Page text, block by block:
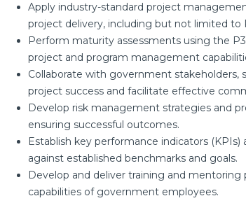
Apply industry-standard project
project delivery, including but not limited to
Perform maturity assessments using the
project and program management
Collaborate with government
project success and facilitate effective
Develop risk management strategies and
ensuring successful outcomes.
Establish key performance indicators
against established benchmarks and goals.
Develop and deliver training and
capabilities of government employees.